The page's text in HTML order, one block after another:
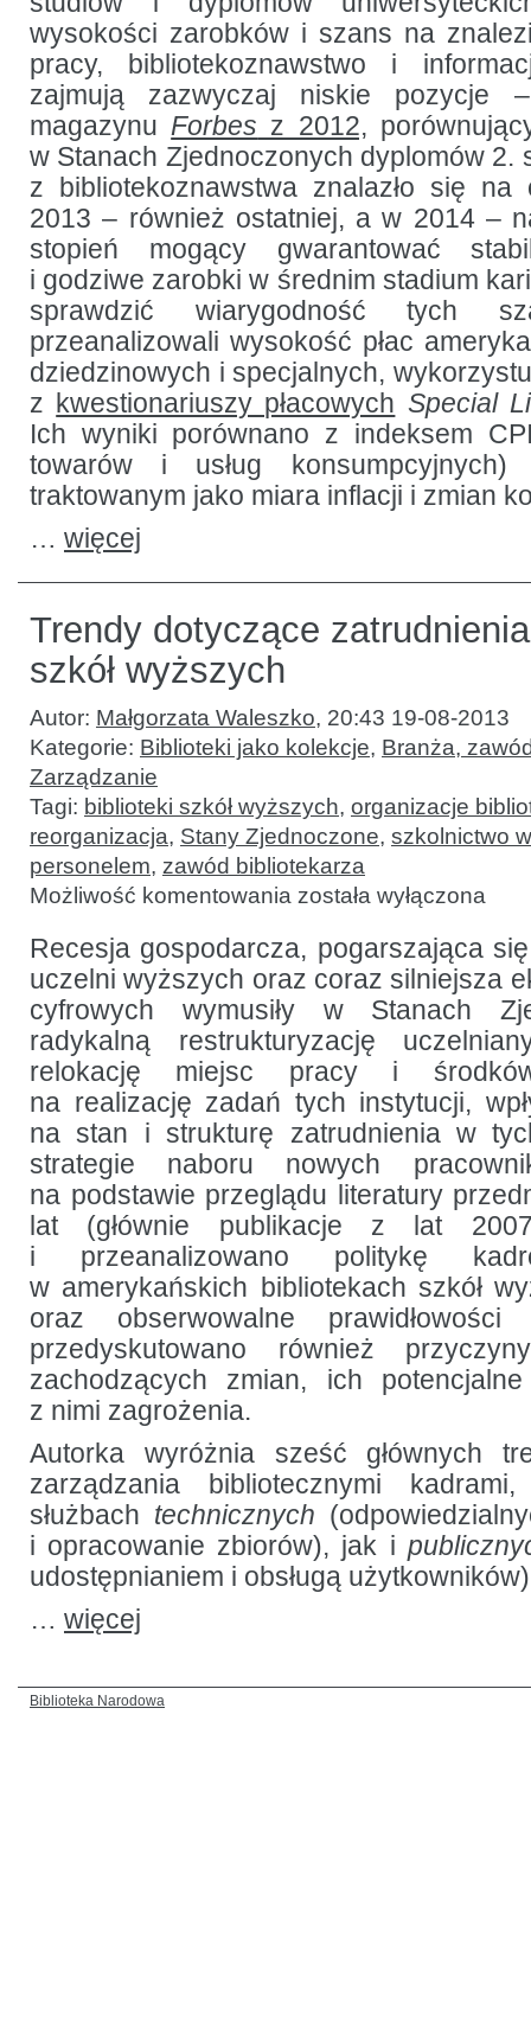
wysokości zarobków i szans na
pracy, bibliotekoznawstwo i
zajmują zazwyczaj niskie pozycje
magazynuForbes z 2012,
w Stanach Zjednoczonych dyplomów 2.
z bibliotekoznawstwa znalazło się
2013 – również ostatniej, a w 2014 –
stopień mogący gwarantować
i godziwe zarobki w średnim stadium
sprawdzić wiarygodność tych
przeanalizowali wysokość płac
dziedzinowych i specjalnych,
z kwestionariuszy płacowych Special
Ich wyniki porównano z indeksem
towarów i usług
traktowanym jako miara inflacji i zmian
… więcej
Trendy dotyczące
szkół wyższych
Autor: Małgorzata Waleszko, 20:43 19-08-2013
Kategorie: Biblioteki jako kolekcje, Branża,
Zarządzanie
Tagi: biblioteki szkół wyższych, organizacje
reorganizacja, Stany Zjednoczone, szkolnictwo
personelem, zawód bibliotekarza
Możliwość komentowania Trendy
dotyczące
w bibliotekach
szkół
wyższych
została wyłączona
Recesja gospodarcza, pogarszająca
uczelni wyższych oraz coraz silniejsza
cyfrowych wymusiły w Stanach
radykalną restrukturyzację
relokację miejsc pracy i środków
na realizację zadań tych instytucji,
na stan i strukturę zatrudnienia w
strategie naboru nowych
na podstawie przeglądu literatury
lat (głównie publikacje z lat
i przeanalizowano politykę
w amerykańskich bibliotekach szkół
oraz obserwowalne
przedyskutowano również
zachodzących zmian, ich
z nimi zagrożenia.
Autorka wyróżnia sześć głównych
zarządzania bibliotecznymi
służbach technicznych
i opracowanie zbiorów), jak i
udostępnianiem i obsługą
… więcej
Biblioteka Narodowa